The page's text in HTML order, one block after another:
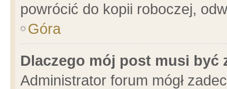
powrócić do kopii roboczej,
Góra
Dlaczego mój post musi być
Administrator forum mógł